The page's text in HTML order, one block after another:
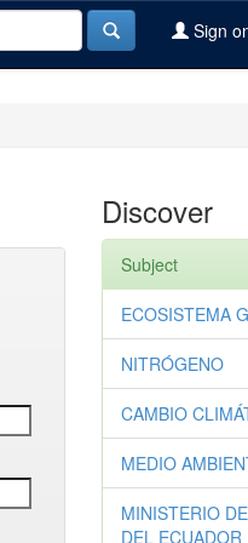
Sign
Discover
Subject
ECOSISTEMA
NITRÓGENO
CAMBIO
MEDIO
MINISTERIO
DEL ECUADOR